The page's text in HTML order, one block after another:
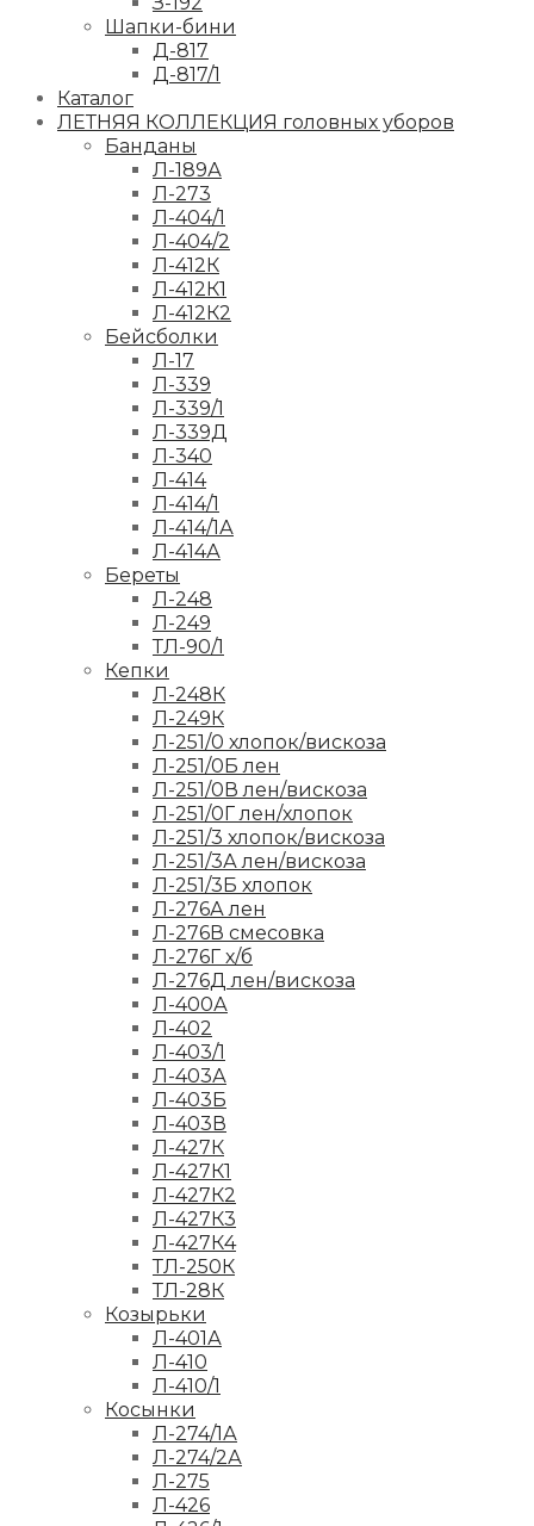
Шапки-бини
Д-817
Д-817/1
Каталог
ЛЕТНЯЯ КОЛЛЕКЦИЯ головных уборов
Банданы
Л-189А
Л-273
Л-404/1
Л-404/2
Л-412К
Л-412К1
Л-412К2
Бейсболки
Л-17
Л-339
Л-339/1
Л-339Д
Л-340
Л-414
Л-414/1
Л-414/1А
Л-414А
Береты
Л-248
Л-249
ТЛ-90/1
Кепки
Л-248К
Л-249К
Л-251/0 хлопок/вискоза
Л-251/0Б лен
Л-251/0В лен/вискоза
Л-251/0Г лен/хлопок
Л-251/3 хлопок/вискоза
Л-251/3А лен/вискоза
Л-251/3Б хлопок
Л-276А лен
Л-276В смесовка
Л-276Г х/б
Л-276Д лен/вискоза
Л-400А
Л-402
Л-403/1
Л-403А
Л-403Б
Л-403В
Л-427К
Л-427К1
Л-427К2
Л-427К3
Л-427К4
ТЛ-250К
ТЛ-28К
Козырьки
Л-401А
Л-410
Л-410/1
Косынки
Л-274/1А
Л-274/2А
Л-275
Л-426